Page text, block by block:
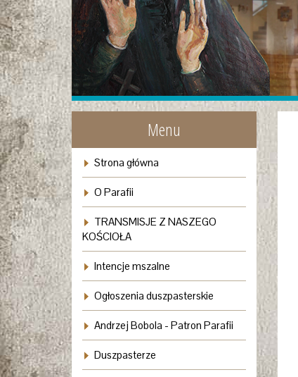
Menu
Strona główna
O Parafii
TRANSMISJE Z NASZEGO
KOŚCIOŁA
Intencje mszalne
Ogłoszenia duszpasterskie
Andrzej Bobola - Patron Parafii
Duszpasterze